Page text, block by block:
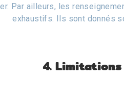
Par ailleurs, les
exhaustifs. Ils sont donnés
4.